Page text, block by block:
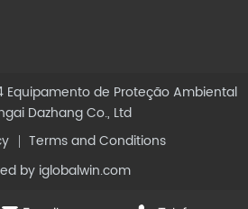
Equipamento de Proteção Ambiental
Dazhang Co., Ltd
Terms and Conditions
by iglobalwin.com